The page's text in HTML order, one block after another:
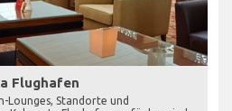
Flughafen
Lounges, Standorte und